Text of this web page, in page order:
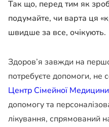
Так що, перед тим як
подумайте, чи варта ця
швидше за все, очікують.
Здоров’я завжди на
потребуєте допомоги, не
Центр Сімейної Медицини
допомогу та
лікування, спрямований